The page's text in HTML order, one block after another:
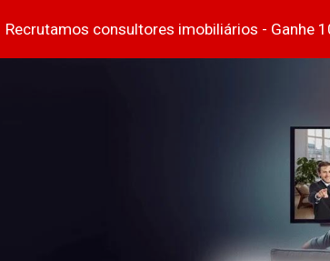
Skip to main content
Recrutamos consultores imobiliários - Ganhe